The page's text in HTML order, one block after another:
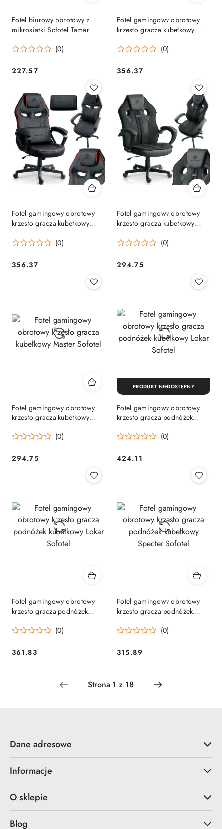
Fotel biurowy obrotowy z
mikrosiatki Sofotel Tamar
(0)
Cena:
227.57
Fotel gamingowy obrotowy
krzesło gracza kubełkowy
(0)
Cena:
356.37
Fotel gamingowy obrotowy
krzesło gracza kubełkowy
(0)
Cena:
356.37
Fotel gamingowy obrotowy
krzesło gracza kubełkowy
(0)
Cena:
294.75
Fotel gamingowy obrotowy
krzesło gracza kubełkowy
(0)
Cena:
294.75
Fotel gamingowy obrotowy
krzesło gracza podnóżek
(0)
Cena:
424.11
PRODUKT NIEDOSTĘPNY
Fotel gamingowy obrotowy
krzesło gracza podnóżek
(0)
Cena:
361.83
Fotel gamingowy obrotowy
krzesło gracza podnóżek
(0)
Cena:
315.89
Dane adresowe
Informacje
O sklepie
Blog